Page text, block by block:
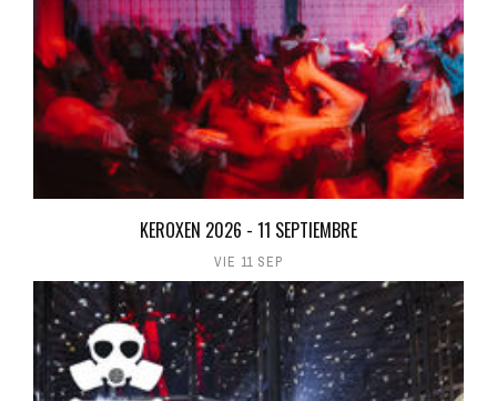
KEROXEN 2026 - 11 SEPTIEMBRE
VIE 11 SEP